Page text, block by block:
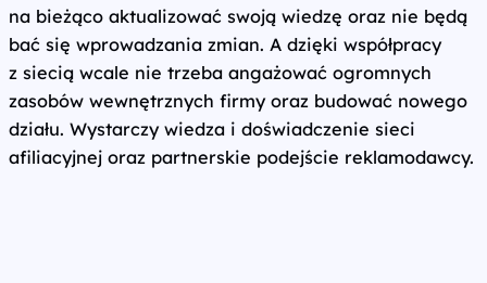
na bieżąco aktualizować swoją wiedzę oraz nie będą
bać się wprowadzania zmian. A dzięki współpracy
z siecią wcale nie trzeba angażować ogromnych
zasobów wewnętrznych firmy oraz budować nowego
działu. Wystarczy wiedza i doświadczenie sieci
afiliacyjnej oraz partnerskie podejście reklamodawcy.